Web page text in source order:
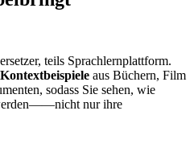
teils Sprachlernplattform.
aus Büchern, Film
sodass Sie sehen, wie
nur ihre